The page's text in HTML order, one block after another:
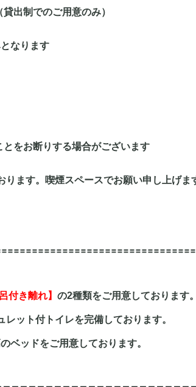
出制でのご用意のみ）
なります
とをお断りする場合がございます
ります。喫煙スペースでお願い申し上げ
〓〓〓〓〓〓〓〓〓〓〓〓〓〓〓〓〓〓〓〓〓〓〓〓〓〓〓〓〓〓
付き離れ】 の2種類をご用意しております。
ット付トイレを完備しております。
ベッドをご用意しております。